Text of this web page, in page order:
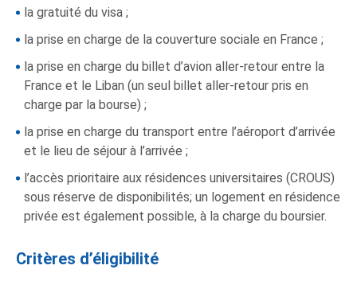
la gratuité du visa ;
la prise en charge de la couverture sociale en France ;
la prise en charge du billet d’avion aller-retour entre la
France et le Liban (un seul billet aller-retour pris en
charge par la bourse) ;
la prise en charge du transport entre l’aéroport d’arrivée
et le lieu de séjour à l’arrivée ;
l’accès prioritaire aux résidences universitaires (CROUS)
sous réserve de disponibilités; un logement en résidence
privée est également possible, à la charge du boursier.
Critères d’éligibilité